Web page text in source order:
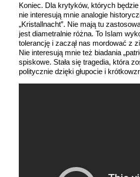
Koniec. Dla krytyków, których będzie
nie interesują mnie analogie
„Kristallnacht”. Nie mają tu
jest diametralnie różna. To Islam
tolerancję i zaczął nas mordować z
Nie interesują mnie też biadania
spiskowe. Stała się tragedia, która
politycznie dzięki głupocie i